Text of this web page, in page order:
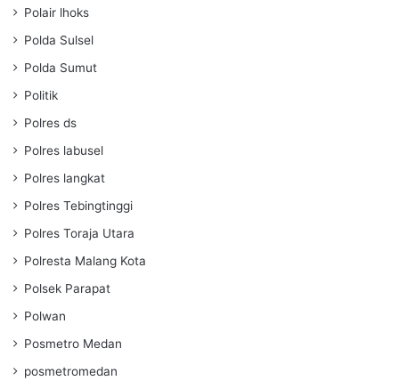
Polair lhoks
Polda Sulsel
Polda Sumut
Politik
Polres ds
Polres labusel
Polres langkat
Polres Tebingtinggi
Polres Toraja Utara
Polresta Malang Kota
Polsek Parapat
Polwan
Posmetro Medan
posmetromedan